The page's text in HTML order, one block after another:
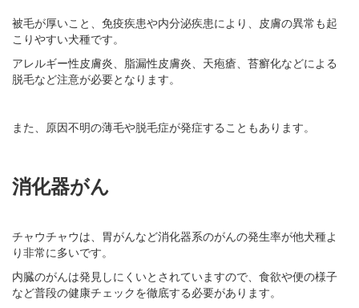
被毛が厚いこと、免疫疾患や内分泌疾患により、皮膚の異常も起
こりやすい犬種です。
アレルギー性皮膚炎、脂漏性皮膚炎、天疱瘡、苔癬化などによる
脱毛など注意が必要となります。
また、原因不明の薄毛や脱毛症が発症することもあります。
消化器がん
チャウチャウは、胃がんなど消化器系のがんの発生率が他犬種よ
り非常に多いです。
内臓のがんは発見しにくいとされていますので、食欲や便の様子
など普段の健康チェックを徹底する必要があります。